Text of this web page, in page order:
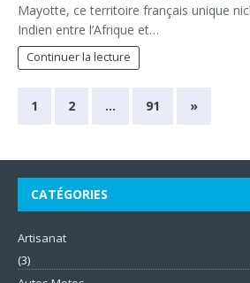
Mayotte, ce territoire français unique
Indien entre l’Afrique et…
Continuer la lecture
1 2 … 91 »
CATÉGORIES
Artisanat
(3)